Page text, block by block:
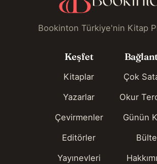
Bookinton Türkiye'nin Kitap
Keşfet
Kitaplar
Yazarlar
Çevirmenler
Editörler
Yayınevleri
Çok
Okur
Günün